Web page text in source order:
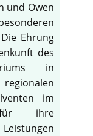
und Owen
Ehrung
des
in
im
für ihre